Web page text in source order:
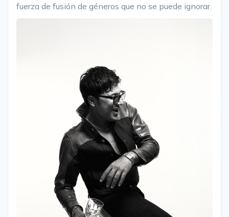
fuerza de fusión de géneros que no se puede ignorar.